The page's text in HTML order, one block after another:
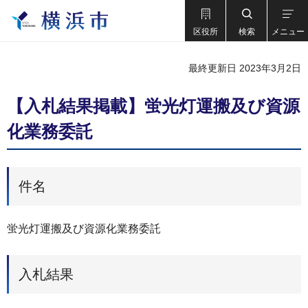
区役所 検索 メニュー
最終更新日 2023年3月2日
【入札結果掲載】蛍光灯運搬及び資源
化業務委託
件名
蛍光灯運搬及び資源化業務委託
入札結果